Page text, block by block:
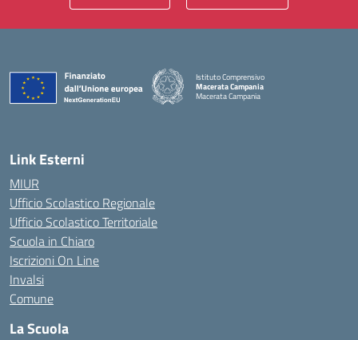
Istituto Comprensivo
Macerata Campania
Macerata Campania
— Visita la pagina iniziale della scuola
Link Esterni
MIUR
Ufficio Scolastico Regionale
Ufficio Scolastico Territoriale
Scuola in Chiaro
Iscrizioni On Line
Invalsi
Comune
La Scuola